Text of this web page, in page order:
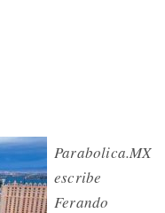
Parabolica.MX
escribe
Ferando